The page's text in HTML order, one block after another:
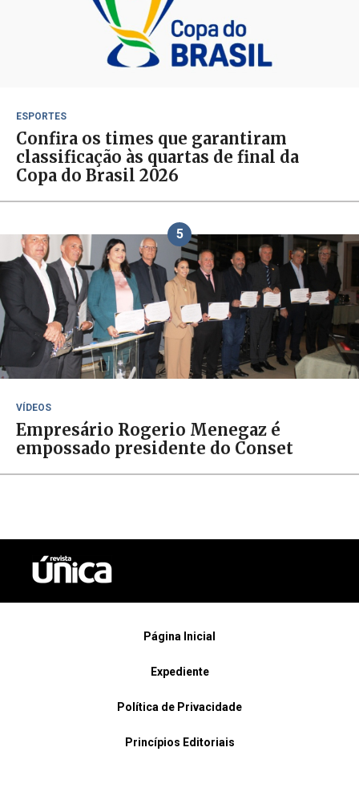
ESPORTES
Confira os times que garantiram
classificação às quartas de final da
Copa do Brasil 2026
5
VÍDEOS
Empresário Rogerio Menegaz é
empossado presidente do Conset
Página Inicial
Expediente
Política de Privacidade
Princípios Editoriais